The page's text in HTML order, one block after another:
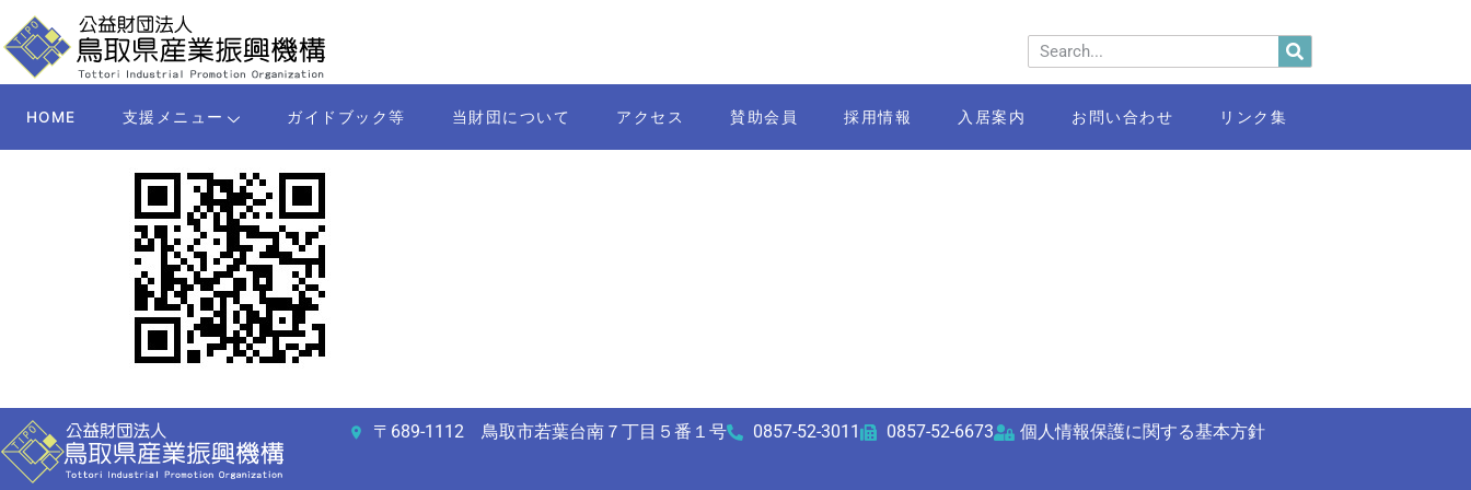
HOME 支援メニュー ガイドブック等 当財団について アクセス 賛助会員 採用情報 入居案内 お問い合わせ リンク集
〒689-1112 鳥取市若葉台南７丁目５番１号 0857-52-3011 0857-52-6673 個人情報保護に関する基本方針